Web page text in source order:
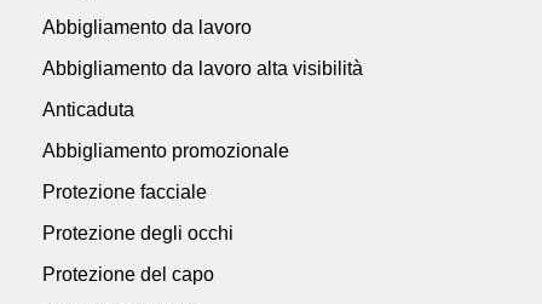
Abbigliamento da lavoro
Abbigliamento da lavoro alta visibilità
Anticaduta
Abbigliamento promozionale
Protezione facciale
Protezione degli occhi
Protezione del capo